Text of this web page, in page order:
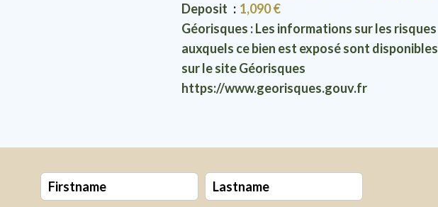
Deposit
1,090 €
Géorisques : Les informations sur les risques
auxquels ce bien est exposé sont disponibles
sur le site Géorisques
https://www.georisques.gouv.fr